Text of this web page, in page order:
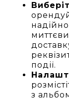
події.
з